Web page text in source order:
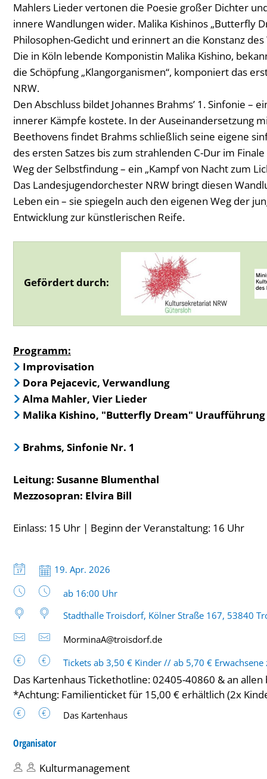
Mahlers Lieder vertonen die Poesie großer Dichter
innere Wandlungen wider. Malika Kishinos „Butterfly
Philosophen-Gedicht und erinnert an die Konstanz
Die in Köln lebende Komponistin Malika Kishino,
die Schöpfung „Klangorganismen“, komponiert das
NRW.
Den Abschluss bildet Johannes Brahms’ 1. Sinfonie –
innerer Kämpfe kostete. In der Auseinandersetzung
Beethovens findet Brahms schließlich seine eigene
des ersten Satzes bis zum strahlenden C-Dur im
Weg der Selbstfindung – ein „Kampf von Nacht zum
Das Landesjugendorchester NRW bringt diesen
Leben ein – sie spiegeln auch den eigenen Weg der
Entwicklung zur künstlerischen Reife.
Gefördert durch:
Programm:
Improvisation
Dora Pejacevic, Verwandlung
Alma Mahler, Vier Lieder
Malika Kishino, "Butterfly Dream" Uraufführung
Brahms, Sinfonie Nr. 1
Leitung: Susanne Blumenthal
Mezzosopran: Elvira Bill
Einlass: 15 Uhr | Beginn der Veranstaltung: 16 Uhr
Datum:
19. Apr. 2026
Uhrzeit:
ab 16:00 Uhr
Stadthalle Troisdorf, Kölner Straße 167, 53840
MorminaA@troisdorf.de
Tickets ab 3,50 € Kinder // ab 5,70 € Erwachsene
Das Kartenhaus Tickethotline: 02405-40860 & an
*Achtung: Familienticket für 15,00 € erhältlich (2x
Das Kartenhaus
Organisator
Kulturmanagement